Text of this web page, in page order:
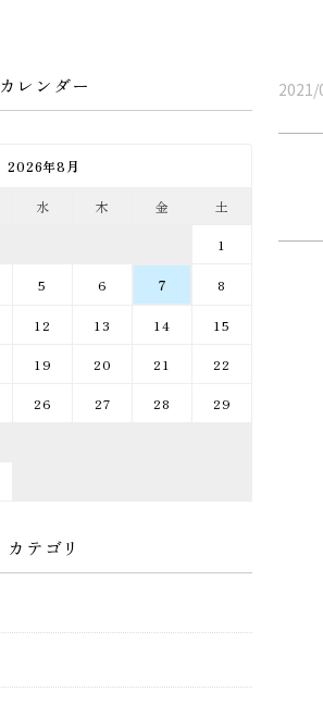
カレンダー
2026年8月
水 木 金 土
1
5 6 7 8
12 13 14 15
19 20 21 22
26 27 28 29
カテゴリ